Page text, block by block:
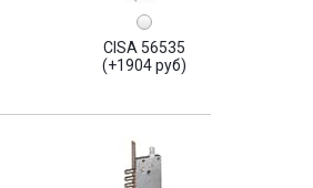
CISA 56535
(+1904 руб)